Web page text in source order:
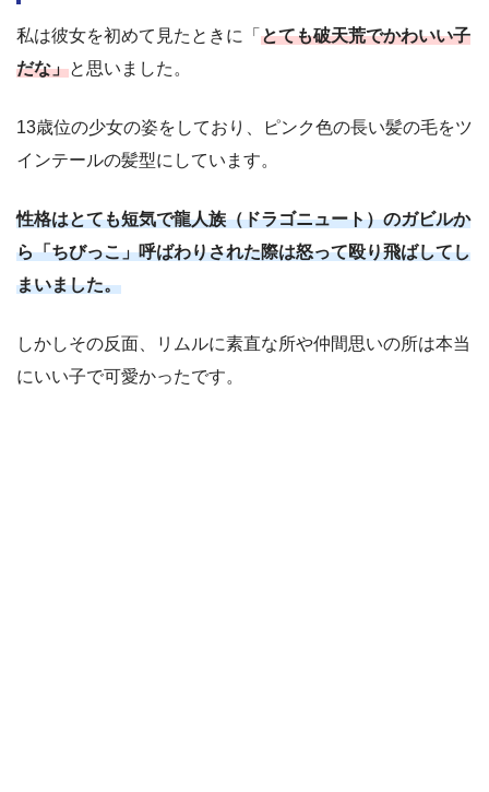
私は彼女を初めて見たときに「 とても破天荒でかわいい子
だな」と思いました。
13歳位の少女の姿をしており、ピンク色の長い髪の毛をツ
インテールの髪型にしています。
性格はとても短気で龍人族（ドラゴニュート）のガビルか
ら「ちびっこ」呼ばわりされた際は怒って殴り飛ばしてし
まいました。
しかしその反面、リムルに素直な所や仲間思いの所は本当
にいい子で可愛かったです。